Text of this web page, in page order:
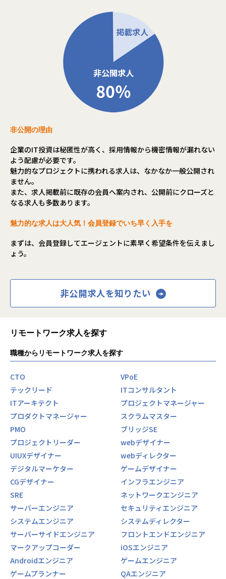
非公開の理由
企業のIT投資は秘匿性が高く、採用情報から機密情報が漏れない
よう配慮が必要です。
魅力的なプロジェクトに携われる求人は、なかなか一般公開され
ません。
また、求人掲載前に既存の会員へ案内され、公開前にクローズと
なる求人も多数あります。
魅力的な求人は大人気！会員登録でいち早く入手を
まずは、会員登録してエージェントに素早く希望条件を伝えまし
ょう。
非公開求人を知りたい
リモートワーク求人を探す
職種からリモートワーク求人を探す
CTO
VPoE
テックリード
ITコンサルタント
ITアーキテクト
プロジェクトマネージャー
プロダクトマネージャー
スクラムマスター
PMO
ブリッジSE
プロジェクトリーダー
webデザイナー
UIUXデザイナー
webディレクター
デジタルマーケター
ゲームデザイナー
CGデザイナー
インフラエンジニア
SRE
ネットワークエンジニア
サーバーエンジニア
セキュリティエンジニア
システムエンジニア
システムディレクター
サーバーサイドエンジニア
フロントエンドエンジニア
マークアップコーダー
iOSエンジニア
Androidエンジニア
ゲームエンジニア
ゲームプランナー
QAエンジニア